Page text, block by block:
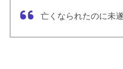
亡くなられたのに未